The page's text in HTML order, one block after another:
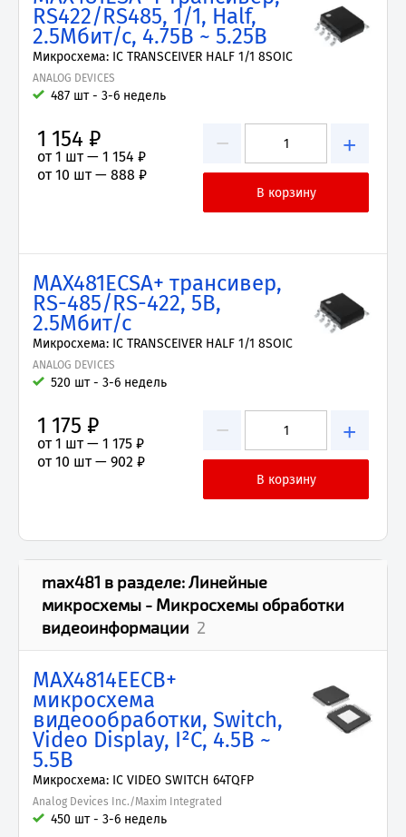
RS422/RS485, 1/1, Half,
2.5Мбит/с, 4.75В ~ 5.25В
Микросхема: IC TRANSCEIVER HALF 1/1 8SOIC
ANALOG DEVICES
487 шт - 3-6 недель
− +
1 154 ₽
от 1 шт — 1 154 ₽
от 10 шт — 888 ₽
MAX481ECSA+ трансивер,
RS-485/RS-422, 5В,
2.5Мбит/с
Микросхема: IC TRANSCEIVER HALF 1/1 8SOIC
ANALOG DEVICES
520 шт - 3-6 недель
− +
1 175 ₽
от 1 шт — 1 175 ₽
от 10 шт — 902 ₽
max481 в разделе:Линейные
микросхемы - Микросхемы обработки
видеоинформации 2
MAX4814EECB+
микросхема
видеообработки, Switch,
Video Display, I²C, 4.5В ~
5.5В
Микросхема: IC VIDEO SWITCH 64TQFP
Analog Devices Inc./Maxim Integrated
450 шт - 3-6 недель